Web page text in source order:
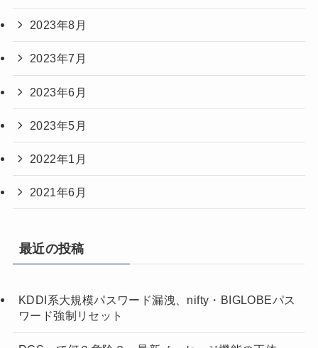
2023年8月
2023年7月
2023年6月
2023年5月
2022年1月
2021年6月
最近の投稿
KDDI系大規模パスワード漏洩、nifty・BIGLOBEパス
ワード強制リセット